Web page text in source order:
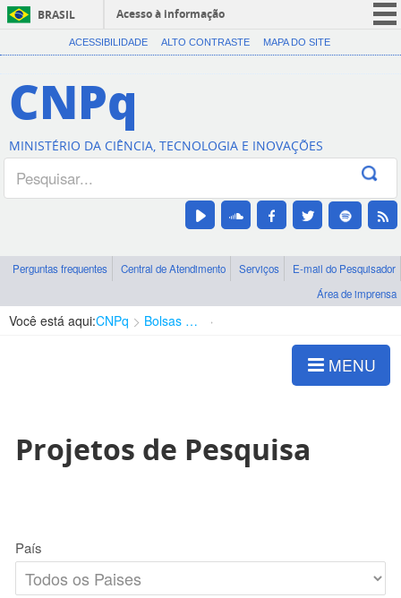
BRASIL
Acesso à informação
CORONAVÍRUS (COVID-19)
Canais
ACESSIBILIDADE ALTO CONTRASTE MAPA DO SITE
CNPq
MINISTÉRIO DA CIÊNCIA, TECNOLOGIA E INOVAÇÕES
Perguntas frequentes Central de Atendimento Serviços
E-mail do Pesquisador
Área de imprensa
Você está aqui:CNPq Bolsas e Auxílios Vigentes
MENU
Projetos de Pesquisa
País